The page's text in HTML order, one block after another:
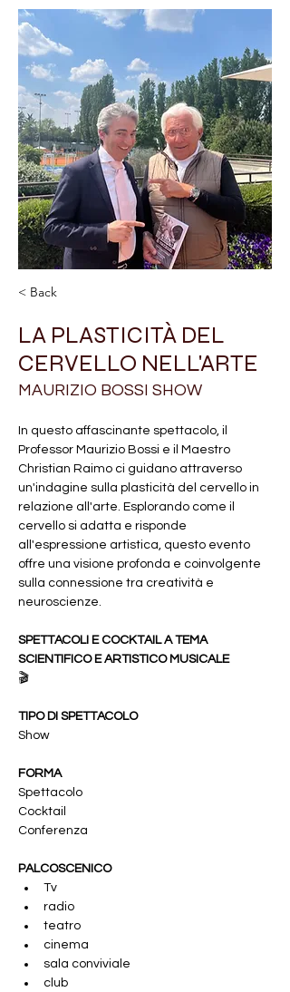
< Back
LA PLASTICITÀ DEL
CERVELLO NELL'ARTE
MAURIZIO BOSSI SHOW
In questo affascinante spettacolo, il
Professor Maurizio Bossi e il Maestro
Christian Raimo ci guidano attraverso
un'indagine sulla plasticità del cervello in
relazione all'arte. Esplorando come il
cervello si adatta e risponde
all'espressione artistica, questo evento
offre una visione profonda e coinvolgente
sulla connessione tra creatività e
neuroscienze.
SPETTACOLI E COCKTAIL A TEMA
SCIENTIFICO E ARTISTICO MUSICALE
🎬
TIPO DI SPETTACOLO
Show
FORMA
Spettacolo
Cocktail
Conferenza
PALCOSCENICO
Tv
radio
teatro
cinema
sala conviviale
club